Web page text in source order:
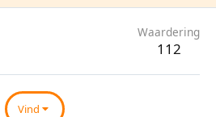
Waardering
112
Vind